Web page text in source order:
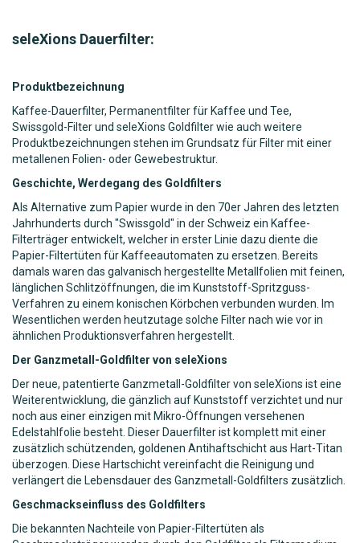
seleXions Dauerfilter:
Produktbezeichnung
Kaffee-Dauerfilter, Permanentfilter für Kaffee und Tee,
Swissgold-Filter und seleXions Goldfilter wie auch weitere
Produktbezeichnungen stehen im Grundsatz für Filter mit einer
metallenen Folien- oder Gewebestruktur.
Geschichte, Werdegang des Goldfilters
Als Alternative zum Papier wurde in den 70er Jahren des letzten
Jahrhunderts durch "Swissgold" in der Schweiz ein Kaffee-
Filterträger entwickelt, welcher in erster Linie dazu diente die
Papier-Filtertüten für Kaffeeautomaten zu ersetzen. Bereits
damals waren das galvanisch hergestellte Metallfolien mit feinen,
länglichen Schlitzöffnungen, die im Kunststoff-Spritzguss-
Verfahren zu einem konischen Körbchen verbunden wurden. Im
Wesentlichen werden heutzutage solche Filter nach wie vor in
ähnlichen Produktionsverfahren hergestellt.
Der Ganzmetall-Goldfilter von seleXions
Der neue, patentierte Ganzmetall-Goldfilter von seleXions ist eine
Weiterentwicklung, die gänzlich auf Kunststoff verzichtet und nur
noch aus einer einzigen mit Mikro-Öffnungen versehenen
Edelstahlfolie besteht. Dieser Dauerfilter ist komplett mit einer
zusätzlich schützenden, goldenen Antihaftschicht aus Hart-Titan
überzogen. Diese Hartschicht vereinfacht die Reinigung und
verlängert die Lebensdauer des Ganzmetall-Goldfilters zusätzlich.
Geschmackseinfluss des Goldfilters
Die bekannten Nachteile von Papier-Filtertüten als